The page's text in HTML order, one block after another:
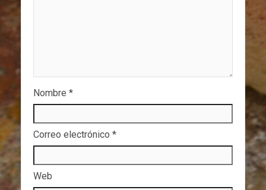
Nombre *
Correo electrónico *
Web